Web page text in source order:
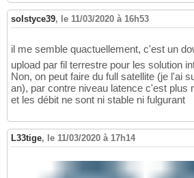
solstyce39, le 11/03/2020 à 16h53
il me semble quactuellement, c'est un
upload par fil terrestre pour les solution
Non, on peut faire du full satellite (je l'ai
an), par contre niveau latence c'est plus
et les débit ne sont ni stable ni fulgurant
L33tige, le 11/03/2020 à 17h14